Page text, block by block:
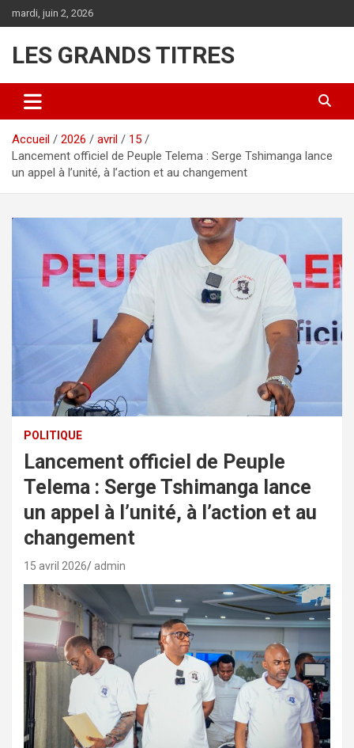
au
mardi, juin 2, 2026
LES GRANDS TITRES
Accueil 2026 avril
15
Lancement officiel de Peuple Telema : Serge Tshimanga lance
un appel à l’unité, à l’action et au changement
POLITIQUE
Lancement officiel de Peuple
Telema : Serge Tshimanga lance
un appel à l’unité, à l’action et au
changement
15 avril 2026 admin